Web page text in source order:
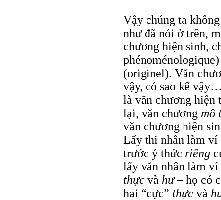
Vậy chúng ta
như đã nói ở trên,
chương hiện sinh,
(originel). Văn
vậy, có sao kể
là văn chương hiện
lại, văn chương mô
văn chương hiện
Lấy thi nhân làm
trước ý thức riêng
lấy văn nhân làm
thực và hư –họ có
hai “cực” thực và